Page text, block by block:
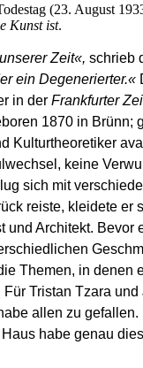
(23. August
Kunst ist.
Zeit«, schrieb
ein Degenerierter.«
in der Frankfurter
1870 in Brünn;
Kulturtheoretiker
keine
sich mit
reiste, kleidete
und Architekt.
Themen, in
Tristan Tzara
allen zu
habe genau